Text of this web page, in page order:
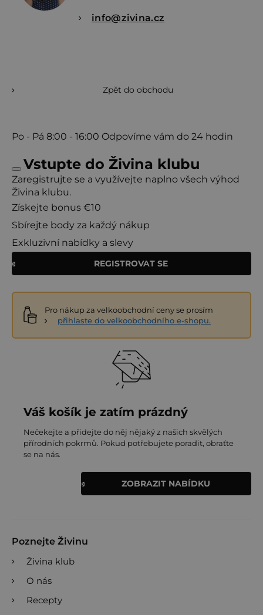
info@zivina.cz
Zpět do obchodu
Po - Pá 8:00 - 16:00 Odpovíme vám do 24 hodin
Vstupte do Živina klubu
Zaregistrujte se a využívejte naplno všech výhod
Živina klubu.
Získejte bonus €10
Sbírejte body za každý nákup
Exkluzivní nabídky a slevy
REGISTROVAT SE
Pro nákup za velkoobchodní ceny se prosím
přihlaste do velkoobchodního e-shopu.
Váš košík je zatím prázdný
Nečekejte a přidejte do něj nějaký z našich skvělých
přírodních pokrmů. Pokud potřebujete poradit, obraťte
se na nás.
ZOBRAZIT NABÍDKU
Poznejte Živinu
Živina klub
O nás
Recepty